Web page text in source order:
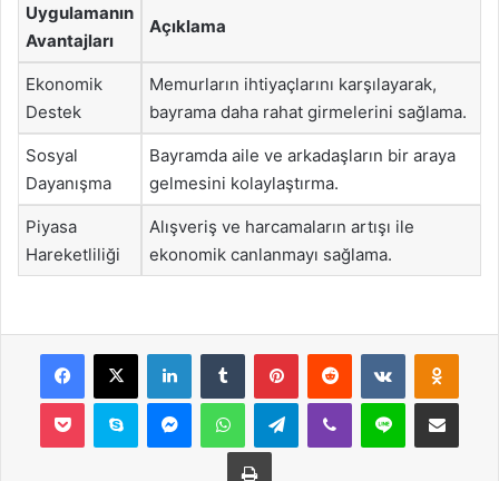
Uygulamanın
Avantajları
Açıklama
Ekonomik
Destek
Memurların ihtiyaçlarını karşılayarak,
bayrama daha rahat girmelerini sağlama.
Sosyal
Dayanışma
Bayramda aile ve arkadaşların bir araya
gelmesini kolaylaştırma.
Piyasa
Hareketliliği
Alışveriş ve harcamaların artışı ile
ekonomik canlanmayı sağlama.
Facebook
X LinkedInTumblr PinterestReddit VKontakte
Pocket Skype MessengerWhatsAppTelegramViber Line E-Posta ile
Yazdır